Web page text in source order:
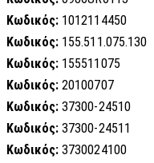
Κωδικός: 1012114450
Κωδικός: 155.511.075.130
Κωδικός: 155511075
Κωδικός: 20100707
Κωδικός: 37300-24510
Κωδικός: 37300-24511
Κωδικός: 3730024100